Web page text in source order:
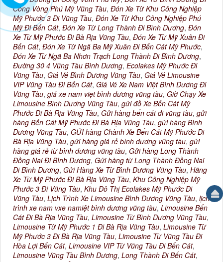
Cổng Vòng Phú Mỹ Vũng Tàu, Đón Xe Từ Khu Công Nghiệp
Mỹ Phước 3 Đi Vũng Tàu, Đón Xe Từ Khu Công Nghiệp Phú
Mỹ Đi Bến Cát, Đón Xe Từ Long Thành Đi Bình Dương, Đón
Xe Từ Mỹ Phước Đi Bà Rịa Vũng Tàu, Đón Xe Từ Mỹ Xuân Đi
Bến Cát, Đón Xe Từ Ngã Ba Mỹ Xuân Đi Bến Cát Mỹ Phước,
Đón Xe Từ Ngã Ba Nhơn Trạch Long Thành Đi Bình Dương,
Đường 30 4 Vũng Tàu Bình Dương, Ecolakes Mỹ Phước Đi
Vũng Tàu, Giá Vé Bình Dương Vũng Tàu, Giá Vé Limousine
VIP Vũng Tàu Đi Bến Cát, Giá Vé Xe Nam Việt Bình Dương Đi
Vũng Tàu, giá xe nam viẹt bình dương vũng tàu, Giờ Chạy Xe
Limousine Bình Dương Vũng Tàu, gửi đồ Xe Bến Cát Mỹ
Phước Đi Bà Rịa Vũng Tàu, Gửi hàng bến cát đi vũng tàu, gửi
hàng Bến Cát Mỹ Phước Đi Bà Rịa Vũng Tàu, gửi hàng Bình
Dương Vũng Tàu, GỬI hàng Chành Xe Bến Cát Mỹ Phước Đi
Bà Rịa Vũng Tàu, gửi hàng giá rẻ bình dương vũng tàu, gửi
hàng giá rẻ từ bình dương vũng tàu, Gửi hàng Long Thành
Đồng Nai Đi Bình Dương, Gửi hàng từ Long Thành Đồng Nai
Đi Bình Dương, Gửi Hàng Xe Từ Bình Dương Vũng Tàu, Hãng
Xe Từ Mỹ Phước Đi Bà Rịa Vũng Tàu, Khu Công Nghiệp Mỹ
Phước 3 Đi Vũng Tàu, Khu Đô Thị Ecolakes Mỹ Phước Đi
Vũng Tàu, Lịch Trình Xe Limousine Bình Dương Vũng Tàu, lịch
trình xe nam vxe namiệt bình dương vũng tàu, Limousine Bến
Cát Đi Bà Rịa Vũng Tàu, Limousine Từ Bình Dương Vũng Tàu,
Limousine Từ Mỹ Phước 1 Đi Bà Rịa Vũng Tàu, Limousine Từ
Mỹ Phước 3 Đi Bà Rịa Vũng Tàu, Limousine Từ Vũng Tàu Đi
Hòa Lợi Bến Cát, Limousine VIP Từ Vũng Tàu Đi Bến Cát,
Limousine Vũng Tàu Bình Dương, Long Thành Đi Bến Cát,